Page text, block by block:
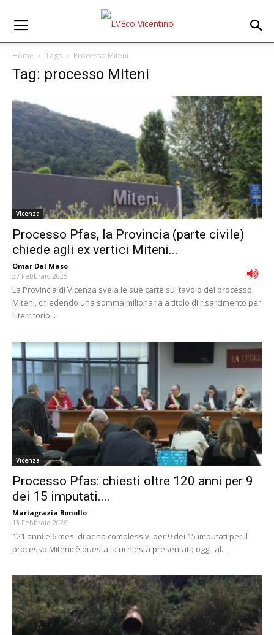
Home Tags Processo Miteni
Tag: processo Miteni
Vicenza
Processo Pfas, la Provincia (parte civile)
chiede agli ex vertici Miteni...
Omar Dal Maso -
27 Febbraio 2025
La Provincia di Vicenza svela le sue carte sul tavolo del processo
Miteni, chiedendo una somma milionaria a titolo di risarcimento per
il territorio...
Vicenza
Processo Pfas: chiesti oltre 120 anni per 9
dei 15 imputati....
Mariagrazia Bonollo -
13 Febbraio 2025
121 anni e 6 mesi di pena complessivi per 9 dei 15 imputati per il
processo Miteni: è questa la richiesta presentata oggi, al...